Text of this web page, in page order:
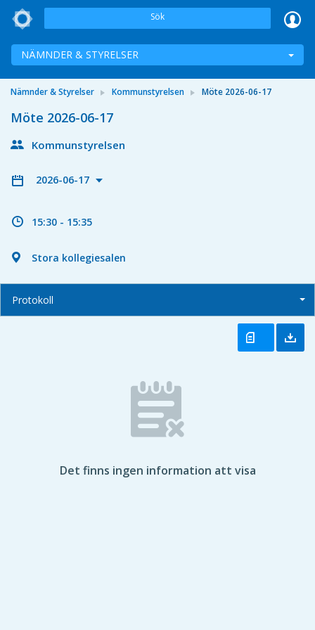
Sök
NÄMNDER & STYRELSER
Nämnder & Styrelser Kommunstyrelsen Möte 2026-06-17
Möte 2026-06-17
Kommunstyrelsen
2026-06-17
15:30 - 15:35
Stora kollegiesalen
Protokoll
Det finns ingen information att visa